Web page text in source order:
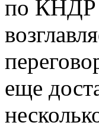
по КНДР
еще